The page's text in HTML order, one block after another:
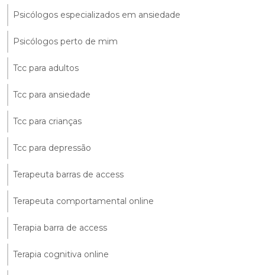
Psicólogos especializados em ansiedade
Psicólogos perto de mim
Tcc para adultos
Tcc para ansiedade
Tcc para crianças
Tcc para depressão
Terapeuta barras de access
Terapeuta comportamental online
Terapia barra de access
Terapia cognitiva online